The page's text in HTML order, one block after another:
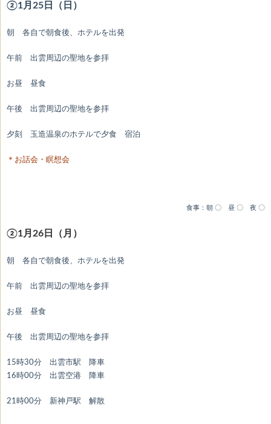
②1月25日（日）
朝 各自で朝食後、ホテルを出発
午前 出雲周辺の聖地を参拝
お昼 昼食
午後 出雲周辺の聖地を参拝
夕刻 玉造温泉のホテルで夕食 宿泊
＊お話会・瞑想会
食事：朝 〇 昼 〇 夜 〇
②1月26日（月 ）
朝 各自で朝食後、ホテルを出発
午前 出雲周辺の聖地を参拝
お昼 昼食
午後 出雲周辺の聖地を参拝
15時30分 出雲市駅 降車
16時00分 出雲空港 降車
21時00分 新神戸駅 解散